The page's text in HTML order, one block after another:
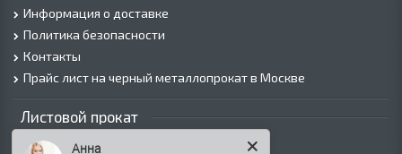
Информация о доставке
Политика безопасности
Контакты
Прайс лист на черный металлопрокат в Москве
Листовой прокат
Лист г/к